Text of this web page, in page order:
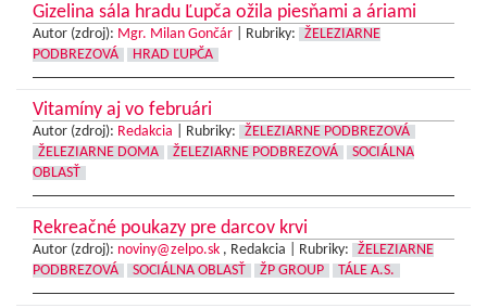
Gizelina sála hradu Ľupča ožila piesňami a áriami
Autor (zdroj): Mgr. Milan Gončár Rubriky:
ŽELEZIARNE
PODBREZOVÁ
HRAD ĽUPČA
Vitamíny aj vo februári
Autor (zdroj): Redakcia Rubriky:
ŽELEZIARNE PODBREZOVÁ
ŽELEZIARNE DOMA
ŽELEZIARNE PODBREZOVÁ
SOCIÁLNA
OBLASŤ
Rekreačné poukazy pre darcov krvi
Autor (zdroj): noviny@zelpo.sk , Redakcia | Rubriky:
ŽELEZIARNE
PODBREZOVÁ
SOCIÁLNA OBLASŤ ŽP GROUP TÁLE A.S.